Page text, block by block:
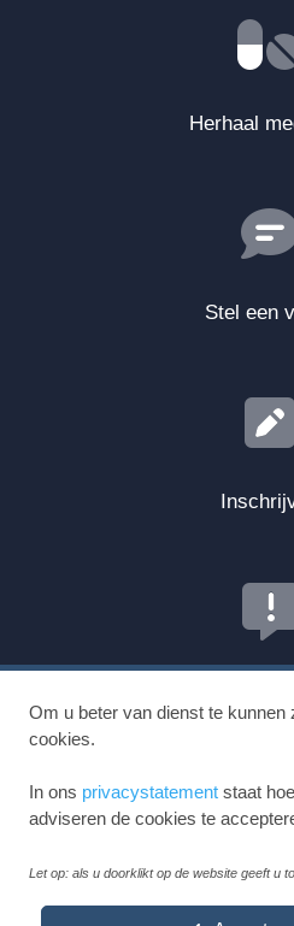
Herhaal
Stel een
Om u beter van dienst te
cookies.
In ons privacystatement staat
adviseren de cookies te
Let op: als u doorklikt op de website geeft u